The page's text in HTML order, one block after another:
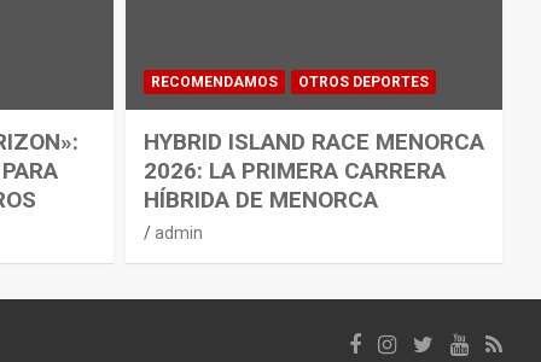
RECOMENDAMOS OTROS DEPORTES
HYBRID ISLAND RACE MENORCA
2026: LA PRIMERA CARRERA
HÍBRIDA DE MENORCA
admin